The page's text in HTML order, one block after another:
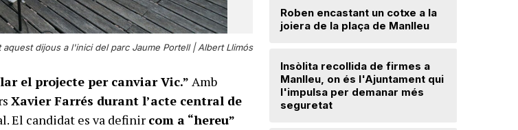
dijous a l'inici del parc Jaume Portell |Albert Llimós
el projecte per canviar Vic.” Amb
Xavier Farrés durant l’acte central de
El candidat es va definir com a “hereu”
Roben encastant un cotxe a la
joiera de la plaça de Manlleu
Insòlita recollida de firmes a
Manlleu, on és l'Ajuntament qui
l'impulsa per demanar més
seguretat